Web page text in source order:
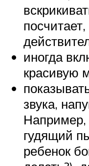
иногда
красивую
звука,
Например,
гудящий
ребенок